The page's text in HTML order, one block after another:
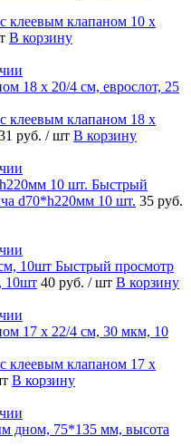
клапаном 10 х
В корзину
клапаном 18 х
руб. / шт В корзину
Быстрый
d70*h220мм 10 шт. 35 руб.
Быстрый просмотр
10шт 40 руб. / шт В корзину
клапаном 17 х
В корзину